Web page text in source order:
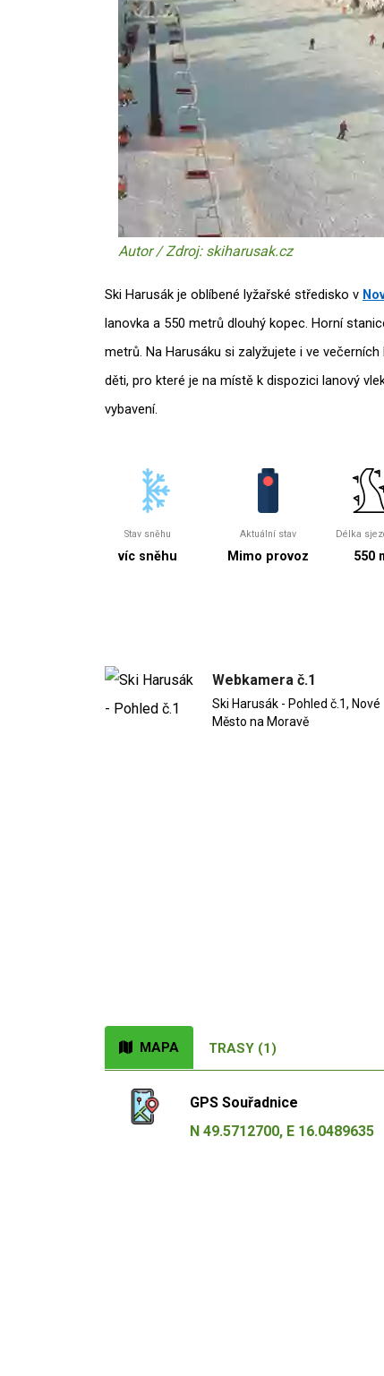
Autor / Zdroj: skiharusak.cz
Ski Harusák je oblíbené lyžařské středisko v
lanovka a 550 metrů dlouhý kopec. Horní
metrů. Na Harusáku si zalyžujete i ve
děti, pro které je na místě k dispozici lanový
vybavení.
Stav sněhu
víc sněhu
Aktuální stav
Mimo provoz
Délka
550
Webkamera č.1
Ski Harusák - Pohled č.1, Nové
Město na Moravě
MAPA TRASY (1)
GPS Souřadnice
N 49.5712700, E 16.0489635